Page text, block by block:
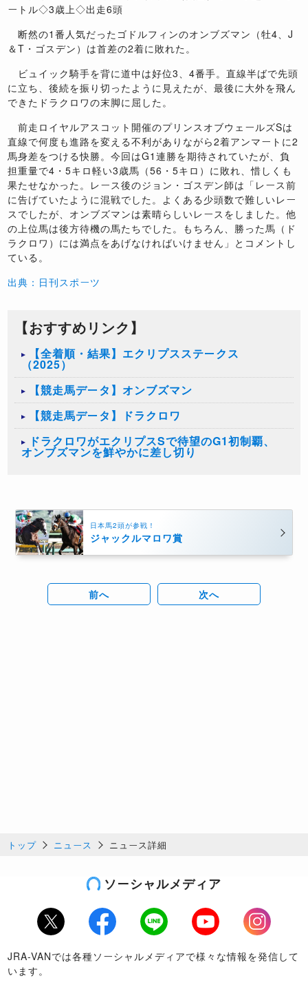
ートル◇3歳上◇出走6頭
断然の1番人気だったゴドルフィンのオンブズマン（牡4、J
＆T・ゴスデン）は首差の2着に敗れた。
ビュイック騎手を背に道中は好位3、4番手。直線半ばで先頭
に立ち、後続を振り切ったように見えたが、最後に大外を飛ん
できたドラクロワの末脚に屈した。
前走ロイヤルアスコット開催のプリンスオブウェールズSは
直線で何度も進路を変える不利がありながら2着アンマートに2
馬身差をつける快勝。今回はG1連勝を期待されていたが、負
担重量で4・5キロ軽い3歳馬（56・5キロ）に敗れ、惜しくも
果たせなかった。レース後のジョン・ゴスデン師は「レース前
に告げていたように混戦でした。よくある少頭数で難しいレー
スでしたが、オンブズマンは素晴らしいレースをしました。他
の上位馬は後方待機の馬たちでした。もちろん、勝った馬（ド
ラクロワ）には満点をあげなければいけません」とコメントし
ている。
出典：日刊スポーツ
【おすすめリンク】
【全着順・結果】エクリプスステークス
（2025）
【競走馬データ】オンブズマン
【競走馬データ】ドラクロワ
ドラクロワがエクリプスSで待望のG1初制覇、
オンブズマンを鮮やかに差し切り
日本馬2頭が参戦！
ジャックルマロワ賞
前へ 次へ
トップ ニュース ニュース詳細
ソーシャルメディア
Twitter Facebook LINE Youtube
Instagram
JRA-VANでは各種ソーシャルメディアで様々な情報を発信して
います。